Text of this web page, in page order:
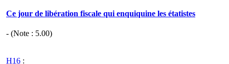
Ce jour de libération fiscale qui enquiquine les étatistes
- (Note : 5.00)
H16 :